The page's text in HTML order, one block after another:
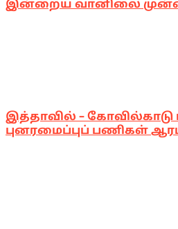
இன்றைய வானிலை
இத்தாவில் – கோவில்காடு
புனரமைப்புப் பணிகள்